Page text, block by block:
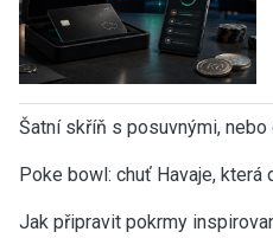
Šatní skříň s posuvnými,
Poke bowl: chuť Havaje, která
Jak připravit pokrmy